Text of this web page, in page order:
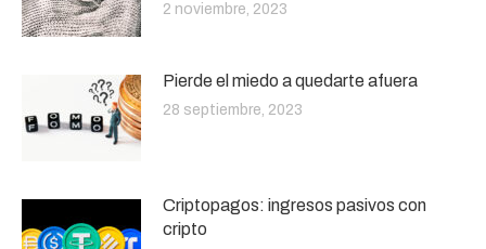
2 noviembre, 2023
Pierde el miedo a quedarte afuera
28 septiembre, 2023
Criptopagos: ingresos pasivos con
cripto